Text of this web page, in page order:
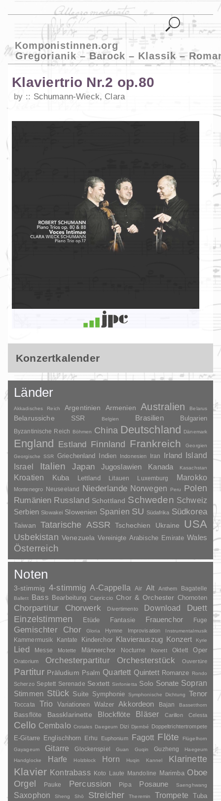
Komponistinnen.org
Gregorianik – Barock – Klassik –
Klaviertrio Nr.2 op.80
by Schumann-Wieck, Clara
Konzertkalender
Länder
Akkadisches Reich Argentinien Armenien Australien Belarus
Belarussiche SSR Belgien Brasilien Bulgarien
Byzantinische Reich Böhmen China Deutschland Dänemark
England Estland Finnland Frankreich
Georgien
Georgische SSR
Griechenland Indien Indonesien Iran Irland
Island
Israel
Italien Japan Jugoslawien Kanada Kasachstan
Kroatien Kuba Lettland Litauen Luxemburg Marokko
Montenegro Neuseeland Niederlande Norwegen Peru
Polen
Rumänien Russland Schottland Schweden Schweiz
Serbien Slowakei Slowenien Spanien SU Südafrika Südkorea
Taiwan Tatarische ASSR Tschechien Ukraine USA
Usbekistan Venezuela Vereinigte Arabische Emirate Wales
Österreich
Noten
3-stimmig 4-stimmig A-Cappella Air Alt Anthem Bagatelle
Ballett Bass Bearbeitung Capriccio Chor & Orchester Chornoten
Chorpartitur Chorwerk Divertimento Download
Duett
Einzelstimmen
Etüde Fantasie Frauenchor Fuge
Gemischter Chor Gloria Hymne Improvisation Instrumentalmusik
Kammermusik Kantate Kinderchor Klavierauszug Konzert Kyrie
Lied Messe Motette Männerchor Nocturne Nonett Oktett Oper
Oratorium Orchesterpartitur Orchesterstück Ouvertüre
Partitur Präludium Psalm Quartett Quintett Romanze Rondo
Scherzo Septett Serenade Sextett Sinfonietta Solo Sonate Sopran
Stimmen Stück Suite Symphonie Symphonische Dichtung Tenor
Toccata Trio Variationen Walzer Akkordeon Bajan Bassetthorn
Bassflöte Bassklarinette Blockflöte Bläser Carillon Celesta
Cello Cembalo Crotales Daegeum Dizi Djembé Doppeltrichtertrompete
E-Gitarre Englischhorn Erhu Euphonium Fagott Flöte
Flügelhorn
Gayageum
Gitarre Glockenspiel Guan Guqin Guzheng
Haegeum
Handglocke
Harfe Holzblock Horn Huqin Kannel Klarinette
Klavier Kontrabass Koto Laute Mandoline Marimba Oboe
Orgel Pauke Percussion Pipa Posaune Saenghwang
Saxophon Sheng Shō Streicher Theremin Trompete
Tuba